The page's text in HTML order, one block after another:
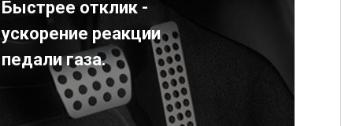
Быстрее отклик -
ускорение реакции
педали газа.